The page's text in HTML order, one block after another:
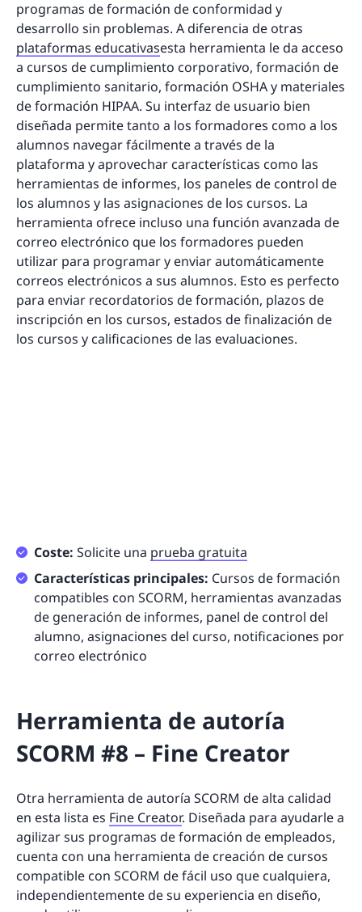
programas de formación de conformidad y
desarrollo sin problemas. A diferencia de otras
plataformas educativasesta herramienta le da acceso
a cursos de cumplimiento corporativo, formación de
cumplimiento sanitario, formación OSHA y materiales
de formación HIPAA. Su interfaz de usuario bien
diseñada permite tanto a los formadores como a los
alumnos navegar fácilmente a través de la
plataforma y aprovechar características como las
herramientas de informes, los paneles de control de
los alumnos y las asignaciones de los cursos. La
herramienta ofrece incluso una función avanzada de
correo electrónico que los formadores pueden
utilizar para programar y enviar automáticamente
correos electrónicos a sus alumnos. Esto es perfecto
para enviar recordatorios de formación, plazos de
inscripción en los cursos, estados de finalización de
los cursos y calificaciones de las evaluaciones.
Coste: Solicite una prueba gratuita
Características principales: Cursos de formación
compatibles con SCORM, herramientas avanzadas
de generación de informes, panel de control del
alumno, asignaciones del curso, notificaciones por
correo electrónico
Herramienta de autoría
SCORM #8 – Fine Creator
Otra herramienta de autoría SCORM de alta calidad
en esta lista es Fine Creator. Diseñada para ayudarle a
agilizar sus programas de formación de empleados,
cuenta con una herramienta de creación de cursos
compatible con SCORM de fácil uso que cualquiera,
independientemente de su experiencia en diseño,